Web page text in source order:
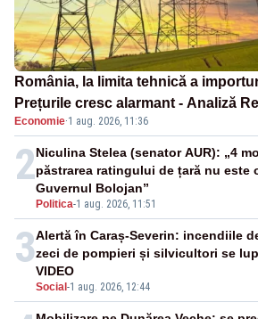
România, la limita tehnică a
Prețurile cresc alarmant - Analiză
Economie·1 aug. 2026, 11:36
2
Politica-1 aug. 2026, 11:51
Niculina Stelea (senator AUR): „4
păstrarea ratingului de țară nu este
Guvernul Bolojan”
3
Social -1 aug. 2026, 12:44
Alertă în Caraș-Severin: incendiile
zeci de pompieri și silvicultori se
VIDEO